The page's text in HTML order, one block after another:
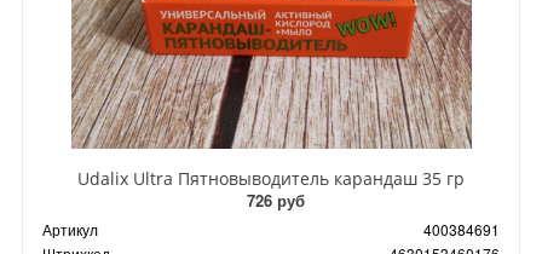
Udalix Ultra Пятновыводитель карандаш 35 гр
726 руб
Артикул
400384691